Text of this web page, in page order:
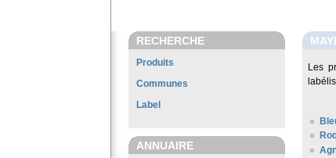
RECHERCHE
Produits
Communes
Label
ANNUAIRE
Les